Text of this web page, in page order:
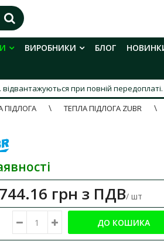
ВИРОБНИКИ БЛОГ
відвантажуються при повній передоплаті.
ПІДЛОГА ТЕПЛА ПІДЛОГА ZUBR
грн з ПДВ/ шт